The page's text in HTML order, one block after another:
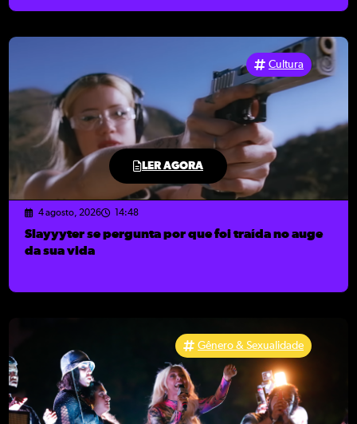
LER AGORA
Cultura
4 agosto, 2026 14:48
Slayyyter se pergunta por que foi traída no auge
da sua vida
Gênero & Sexualidade